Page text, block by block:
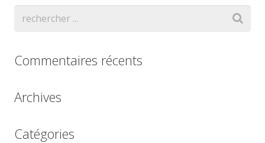
Commentaires récents
Archives
Catégories